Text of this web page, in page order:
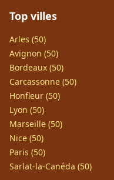
Top villes
Arles (50)
Avignon (50)
Bordeaux (50)
Carcassonne (50)
Honfleur (50)
Lyon (50)
Marseille (50)
Nice (50)
Paris (50)
Sarlat-la-Canéda (50)